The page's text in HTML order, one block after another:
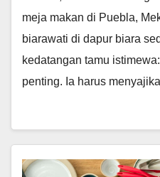
meja makan di Puebla,
biarawati di dapur biara
kedatangan tamu
penting. Ia harus